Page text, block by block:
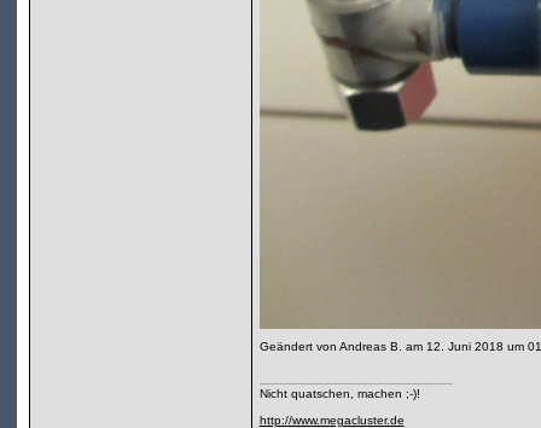
Geändert von Andreas B. am 12. Juni 2018 um
Nicht quatschen, machen ;-)!
http://www.megacluster.de